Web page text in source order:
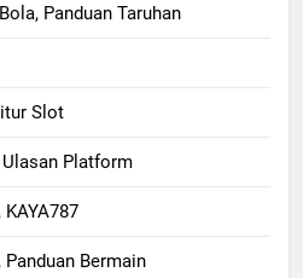
Panduan Taruhan
Slot
Ulasan Platform
Bermain